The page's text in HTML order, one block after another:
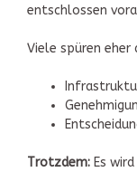
entschlossen
Viele spüren eher
Trotzdem: Es